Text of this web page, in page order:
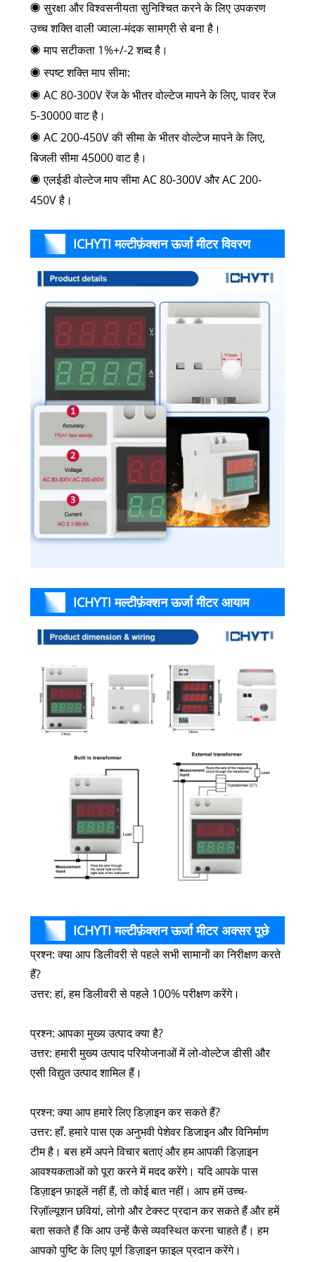
◉ सुरक्षा और विश्वसनीयता सुनिश्चित करने के लिए उपकरण
उच्च शक्ति वाली ज्वाला-मंदक सामग्री से बना है।
◉ माप सटीकता 1%+/-2 शब्द है।
◉ स्पष्ट शक्ति माप सीमा:
◉ AC 80-300V रेंज के भीतर वोल्टेज मापने के लिए, पावर रेंज
5-30000 वाट है।
◉ AC 200-450V की सीमा के भीतर वोल्टेज मापने के लिए,
बिजली सीमा 45000 वाट है।
◉ एलईडी वोल्टेज माप सीमा AC 80-300V और AC 200-
450V है।
ICHYTI मल्टीफ़ंक्शन ऊर्जा मीटर विवरण
ICHYTI मल्टीफ़ंक्शन ऊर्जा मीटर आयाम
ICHYTI मल्टीफ़ंक्शन ऊर्जा मीटर अक्सर पूछे
जाने वाले प्रश्न
प्रश्न: क्या आप डिलीवरी से पहले सभी सामानों का निरीक्षण करते
हैं?
उत्तर: हां, हम डिलीवरी से पहले 100% परीक्षण करेंगे।
प्रश्न: आपका मुख्य उत्पाद क्या है?
उत्तर: हमारी मुख्य उत्पाद परियोजनाओं में लो-वोल्टेज डीसी और
एसी विद्युत उत्पाद शामिल हैं।
प्रश्न: क्या आप हमारे लिए डिज़ाइन कर सकते हैं?
उत्तर: हाँ. हमारे पास एक अनुभवी पेशेवर डिजाइन और विनिर्माण
टीम है। बस हमें अपने विचार बताएं और हम आपकी डिज़ाइन
आवश्यकताओं को पूरा करने में मदद करेंगे। यदि आपके पास
डिज़ाइन फ़ाइलें नहीं हैं, तो कोई बात नहीं। आप हमें उच्च-
रिज़ॉल्यूशन छवियां, लोगो और टेक्स्ट प्रदान कर सकते हैं और हमें
बता सकते हैं कि आप उन्हें कैसे व्यवस्थित करना चाहते हैं। हम
आपको पुष्टि के लिए पूर्ण डिज़ाइन फ़ाइल प्रदान करेंगे।